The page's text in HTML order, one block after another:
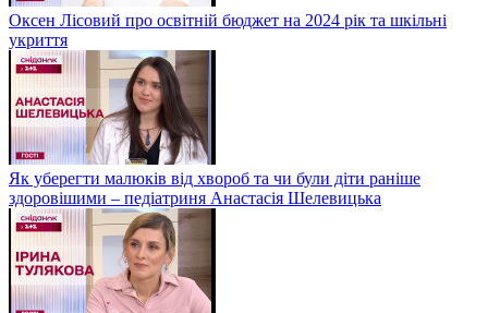
Оксен Лісовий про освітній бюджет на 2024 рік та шкільні
укриття
Як уберегти малюків від хвороб та чи були діти раніше
здоровішими – педіатриня Анастасія Шелевицька